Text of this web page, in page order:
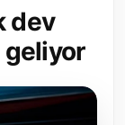
dev
geliyor